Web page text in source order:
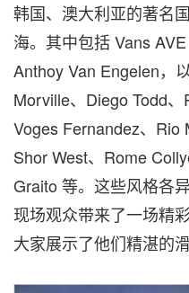
韩国、澳大利亚的著名
海。其中包括 Vans
Anthoy Van Engelen，
Morville、Diego Todd
Voges Fernandez、Rio
Shor West、Rome
Graito 等。这些风格各
现场观众带来了一场精
大家展示了他们精湛的